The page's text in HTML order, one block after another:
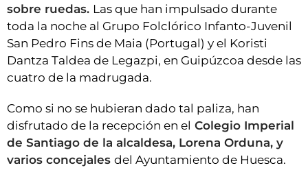
sobre ruedas. Las que han impulsado durante
toda la noche al Grupo Folclórico Infanto-Juvenil
San Pedro Fins de Maia (Portugal) y el Koristi
Dantza Taldea de Legazpi, en Guipúzcoa desde las
cuatro de la madrugada.
Como si no se hubieran dado tal paliza, han
disfrutado de la recepción en el Colegio Imperial
de Santiago de la alcaldesa, Lorena Orduna, y
varios concejales del Ayuntamiento de Huesca.